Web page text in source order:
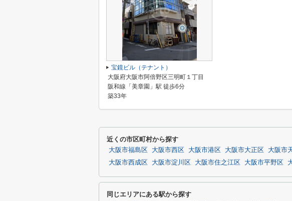
宝鏡ビル（テナント）
大阪府大阪市阿倍野区三明町１丁目
阪和線「美章園」駅 徒歩6分
築33年
近くの市区町村から探す
大阪市福島区 大阪市西区 大阪市港区 大阪市大正区 大阪市
大阪市西成区
大阪市淀川区 大阪市住之江区 大阪市平野区
同じエリアにある駅から探す